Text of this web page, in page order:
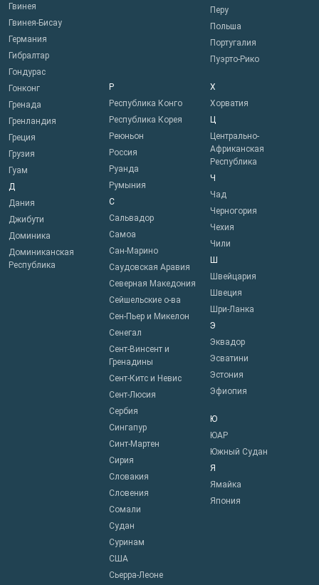
Гвинея
Гвинея-Бисау
Германия
Гибралтар
Гондурас
Гонконг
Гренада
Гренландия
Греция
Грузия
Гуам
Д
Дания
Джибути
Доминика
Доминиканская
Республика
Перу
Польша
Португалия
Пуэрто-Рико
Р
Республика Конго
Республика Корея
Реюньон
Россия
Руанда
Румыния
С
Сальвадор
Самоа
Сан-Марино
Саудовская Аравия
Северная Македония
Сейшельские о-ва
Сен-Пьер и Микелон
Сенегал
Сент-Винсент и
Гренадины
Сент-Китс и Невис
Сент-Люсия
Сербия
Сингапур
Синт-Мартен
Сирия
Словакия
Словения
Сомали
Судан
Суринам
США
Сьерра-Леоне
Х
Хорватия
Ц
Центрально-
Африканская
Республика
Ч
Чад
Черногория
Чехия
Чили
Ш
Швейцария
Швеция
Шри-Ланка
Э
Эквадор
Эсватини
Эстония
Эфиопия
Ю
ЮАР
Южный Судан
Я
Ямайка
Япония